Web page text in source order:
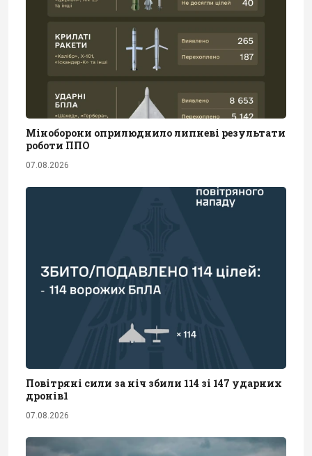
Міноборони оприлюднило липневі результати
роботи ППО
07.08.2026
Повітряні сили за ніч збили 114 зі 147 ударних
дронів1
07.08.2026